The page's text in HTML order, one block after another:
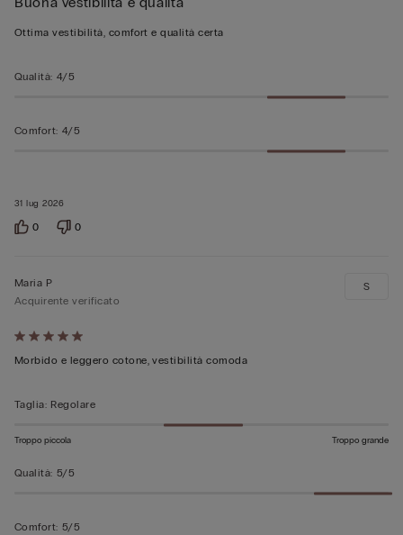
4
su
31 lug 2026
Ottima vestibilità, comfort e qualità certa
Qualità: 4/5
Comfort: 4/5
0 0
Valutato
5
5
Maria P
Acquirente verificato
Morbido e leggero cotone, vestibilità comoda
S
Taglia: Regolare
Troppo piccola Troppo grande
Qualità: 5/5
Comfort: 5/5